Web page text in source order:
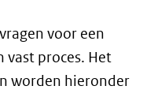
voor een
vast proces. Het
worden hieronder